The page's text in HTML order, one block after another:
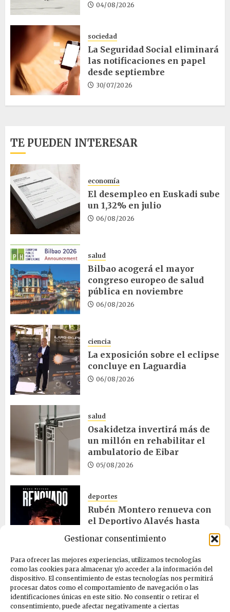
Gestionar consentimiento
Para ofrecer las mejores experiencias, utilizamos tecnologías
como las cookies para almacenar y/o acceder a la información del
dispositivo. El consentimiento de estas tecnologías nos permitirá
procesar datos como el comportamiento de navegación o las
identificaciones únicas en este sitio. No consentir o retirar el
consentimiento, puede afectar negativamente a ciertas
04/08/2026
sociedad
La Seguridad Social eliminará
las notificaciones en papel
desde septiembre
30/07/2026
TE PUEDEN INTERESAR
economía
El desempleo en Euskadi sube
un 1,32% en julio
06/08/2026
salud
Bilbao acogerá el mayor
congreso europeo de salud
pública en noviembre
06/08/2026
ciencia
La exposición sobre el eclipse
concluye en Laguardia
06/08/2026
salud
Osakidetza invertirá más de
un millón en rehabilitar el
ambulatorio de Eibar
05/08/2026
deportes
Rubén Montero renueva con
el Deportivo Alavés hasta
cultura
Melgosa, Barredo y Hurtado
asisten a la Bajada de Celedón